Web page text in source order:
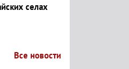
селах
Все новости